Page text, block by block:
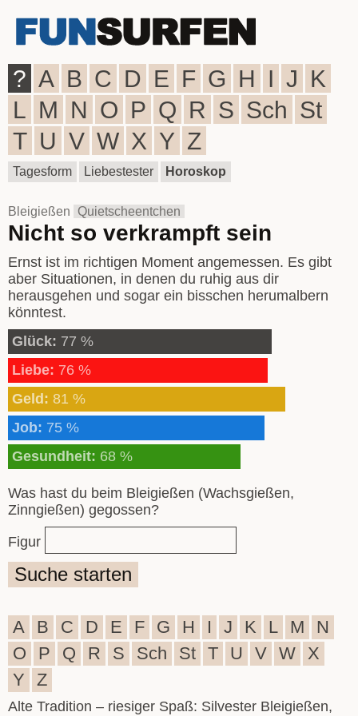
? A B C D E F G H I J K
L M N O P Q R S Sch St
T U V W X Y Z
Tagesform Liebestester Horoskop
Bleigießen Quietscheentchen
Nicht so verkrampft sein
Ernst ist im richtigen Moment angemessen. Es gibt
aber Situationen, in denen du ruhig aus dir
herausgehen und sogar ein bisschen herumalbern
könntest.
Glück: 77 %
Liebe: 76 %
Geld: 81 %
Job: 75 %
Gesundheit: 68 %
Was hast du beim Bleigießen (Wachsgießen,
Zinngießen) gegossen?
Figur
Suche starten
A B C D E F G H I J K L M
N
O
P Q R S Sch St T U V W X
Y
Z
Alte Tradition – riesiger Spaß: Silvester Bleigießen,